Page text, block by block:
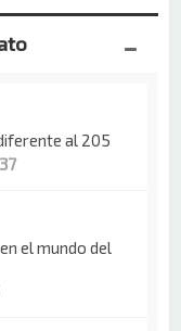
al 205
el mundo del